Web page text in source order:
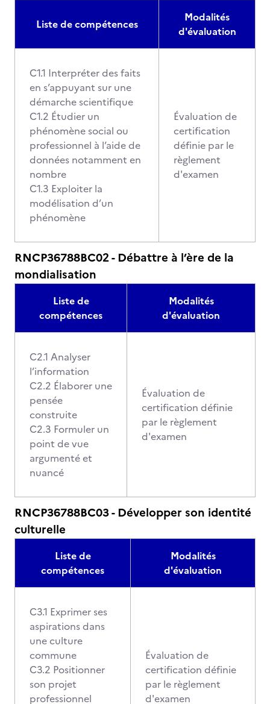
Liste de compétences
Modalités
d'évaluation
C1.1 Interpréter des faits
en s’appuyant sur une
démarche scientifique
C1.2 Étudier un
phénomène social ou
professionnel à l’aide de
données notamment en
nombre
C1.3 Exploiter la
modélisation d’un
phénomène
Évaluation de
certification
définie par le
règlement
d'examen
RNCP36788BC02 - Débattre à l’ère de la
mondialisation
Liste de
compétences
Modalités
d'évaluation
C2.1 Analyser
l’information
C2.2 Élaborer une
pensée
construite
C2.3 Formuler un
point de vue
argumenté et
nuancé
Évaluation de
certification définie
par le règlement
d'examen
RNCP36788BC03 - Développer son identité
culturelle
Liste de
compétences
Modalités
d'évaluation
C3.1 Exprimer ses
aspirations dans
une culture
commune
C3.2 Positionner
son projet
professionnel
Évaluation de
certification définie
par le règlement
d'examen